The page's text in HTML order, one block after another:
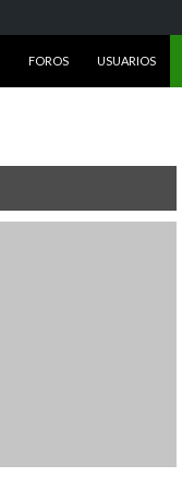
FOROS USUARIOS